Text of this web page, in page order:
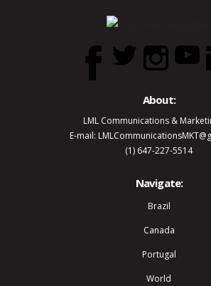
About:
LML Communications &
E-mail:
(1) 647-227-5514
Navigate:
Brazil
Canada
Portugal
World